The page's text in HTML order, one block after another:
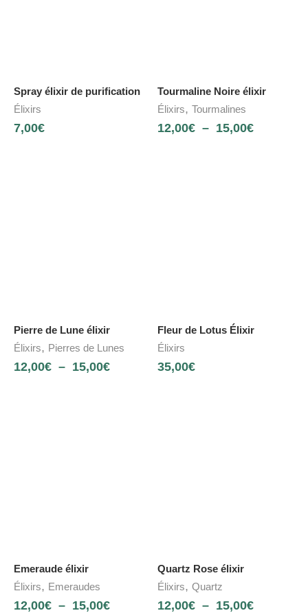
Spray élixir de purification
Élixirs
7,00€
Tourmaline Noire élixir
Élixirs, Tourmalines
12,00€ – 15,00€
Pierre de Lune élixir
Élixirs, Pierres de Lunes
12,00€ – 15,00€
Fleur de Lotus Élixir
Élixirs
35,00€
Emeraude élixir
Élixirs, Emeraudes
12,00€ – 15,00€
Quartz Rose élixir
Élixirs, Quartz
12,00€ – 15,00€